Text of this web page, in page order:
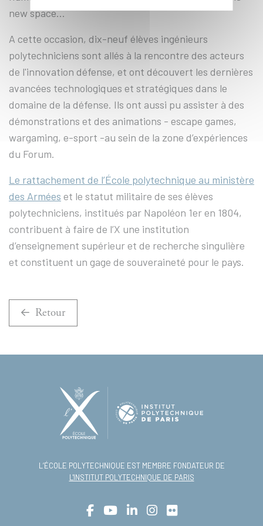
new space...
A cette occasion, dix-neuf élèves ingénieurs
polytechniciens sont allés à la rencontre des acteurs
de l'innovation défense, et ont découvert les dernières
avancées technologiques et stratégiques dans le
domaine de la défense. Ils ont aussi pu assister à des
démonstrations et des animations - escape games,
wargaming, e-sport -au sein de la zone d’expériences
du Forum.
Le rattachement de l’École polytechnique au ministère
des Armées et le statut militaire de ses élèves
polytechniciens, institués par Napoléon 1er en 1804,
contribuent à faire de l’X une institution
d’enseignement supérieur et de recherche singulière
et constituent un gage de souveraineté pour le pays.
Retour
L’ÉCOLE POLYTECHNIQUE EST MEMBRE FONDATEUR DE
L'INSTITUT POLYTECHNIQUE DE PARIS